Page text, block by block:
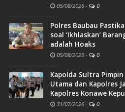
05/08/2026 - 0
Polres Baubau
soal ‘Ikhlaskan’
adalah Hoaks
05/08/2026 - 0
Kapolda Sultra
Utama dan Kapolres
Kapolres Konawe
31/07/2026 - 0